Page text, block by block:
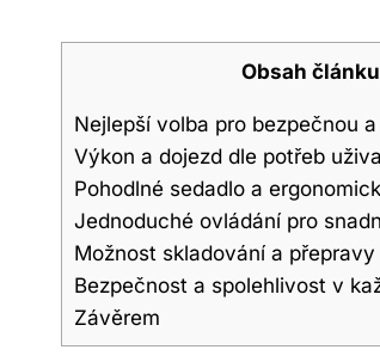
Obsah článku
Nejlepší volba pro bezpečnou
Výkon a dojezd dle potřeb
Pohodlné sedadlo a
Jednoduché ovládání pro
Možnost skladování a
Bezpečnost a spolehlivost v
Závěrem